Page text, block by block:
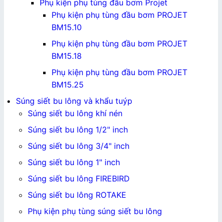
Phụ kiện phụ tùng đầu bơm Projet
Phụ kiện phụ tùng đầu bơm PROJET
BM15.10
Phụ kiện phụ tùng đầu bơm PROJET
BM15.18
Phụ kiện phụ tùng đầu bơm PROJET
BM15.25
Súng siết bu lông và khẩu tuýp
Súng siết bu lông khí nén
Súng siết bu lông 1/2" inch
Súng siết bu lông 3/4" inch
Súng siết bu lông 1" inch
Súng siết bu lông FIREBIRD
Súng siết bu lông ROTAKE
Phụ kiện phụ tùng súng siết bu lông